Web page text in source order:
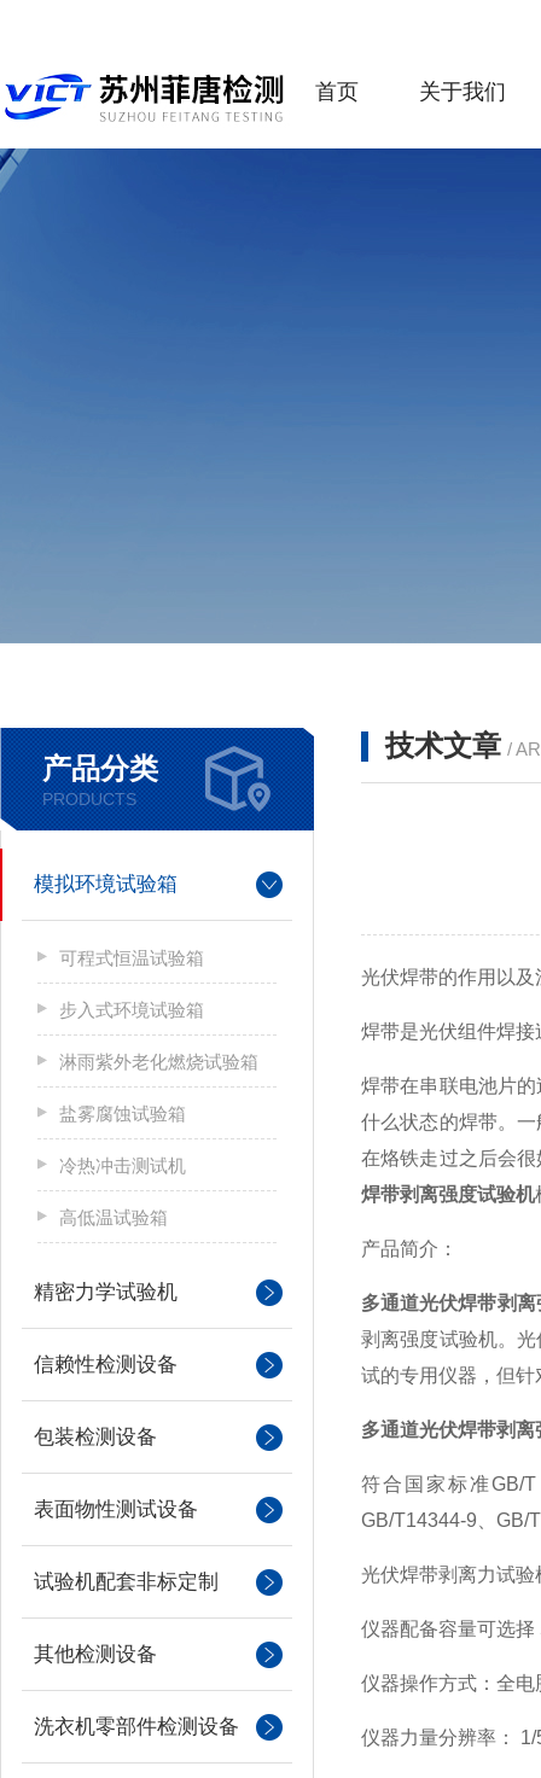
首页 关于我们
产品分类
PRODUCTS
模拟环境试验箱
可程式恒温试验箱
步入式环境试验箱
淋雨紫外老化燃烧试验箱
盐雾腐蚀试验箱
冷热冲击测试机
高低温试验箱
精密力学试验机
信赖性检测设备
包装检测设备
表面物性测试设备
试验机配套非标定制
其他检测设备
洗衣机零部件检测设备
技术文章 /
光伏焊带的作用以及
焊带是光伏组件焊
焊带在串联电池片
什么状态的焊带。
在烙铁走过之后会
焊带剥离强度试验机
产品简介：
多通道光伏焊带剥
剥离强度试验机。
试的专用仪器，但
多通道光伏焊带剥离
符合国家标准GB/
GB/T14344-9
GB/
光伏焊带剥离力试验
仪器配备容量可选择
仪器操作方式：全电
仪器力量分辨率： 1/